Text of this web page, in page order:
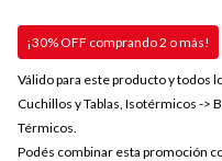
¡30% OFF comprando 2 o más!
Válido para este producto y todos
Cuchillos y Tablas, Isotérmicos ->
Térmicos.
Podés combinar esta promoción